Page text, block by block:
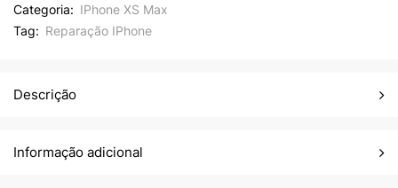
Categoria: IPhone XS Max
Tag: Reparação IPhone
Descrição
Informação adicional